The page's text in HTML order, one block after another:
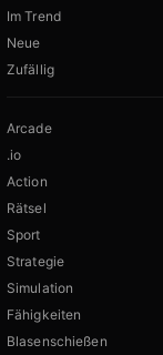
Im Trend
Neue
Zufällig
Arcade
.io
Action
Rätsel
Sport
Strategie
Simulation
Fähigkeiten
Blasenschießen